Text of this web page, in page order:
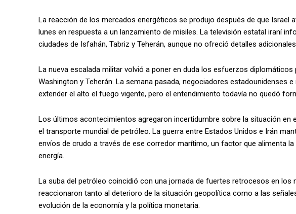
La reacción de los mercados energéticos se produjo después de que Israel
lunes en respuesta a un lanzamiento de misiles. La televisión estatal iraní
ciudades de Isfahán, Tabriz y Teherán, aunque no ofreció detalles
La nueva escalada militar volvió a poner en duda los esfuerzos diplomáticos
Washington y Teherán. La semana pasada, negociadores estadounidenses
extender el alto el fuego vigente, pero el entendimiento todavía no quedó
Los últimos acontecimientos agregaron incertidumbre sobre la situación en
el transporte mundial de petróleo. La guerra entre Estados Unidos e Irán
envíos de crudo a través de ese corredor marítimo, un factor que alimenta
energía.
La suba del petróleo coincidió con una jornada de fuertes retrocesos en
reaccionaron tanto al deterioro de la situación geopolítica como a las
evolución de la economía y la política monetaria.